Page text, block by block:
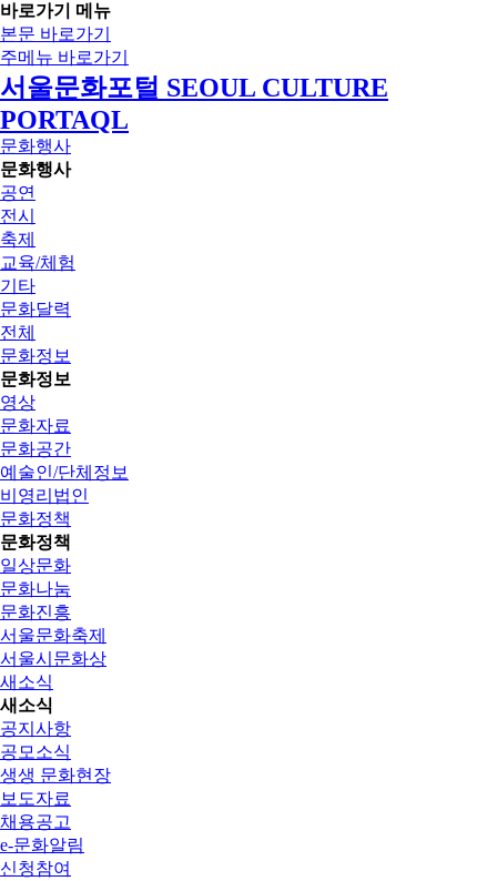
바로가기 메뉴
본문 바로가기
주메뉴 바로가기
서울문화포털 SEOUL CULTURE
PORTAQL
문화행사
문화행사
공연
전시
축제
교육/체험
기타
문화달력
전체
문화정보
문화정보
영상
문화자료
문화공간
예술인/단체정보
비영리법인
문화정책
문화정책
일상문화
문화나눔
문화진흥
서울문화축제
서울시문화상
새소식
새소식
공지사항
공모소식
생생 문화현장
보도자료
채용공고
e-문화알림
신청참여